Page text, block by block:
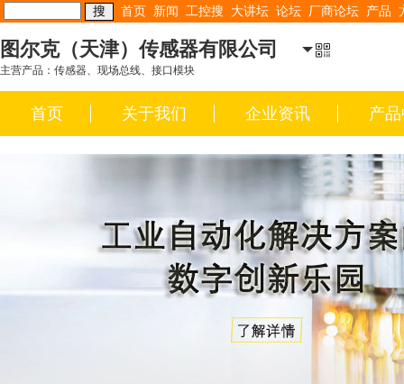
首页 新闻 工控搜 大讲坛 论坛 厂商论坛 产品
图尔克（天津）传感器有限公司
主营产品：传感器、现场总线、接口模块
首页 关于我们 企业资讯 产